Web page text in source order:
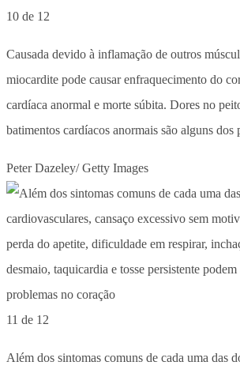
10 de 12
Causada devido à inflamação de outros
miocardite pode causar enfraquecimento do
cardíaca anormal e morte súbita. Dores no
batimentos cardíacos anormais são alguns dos
Peter Dazeley/ Getty Images
11 de 12
Além dos sintomas comuns de cada uma das